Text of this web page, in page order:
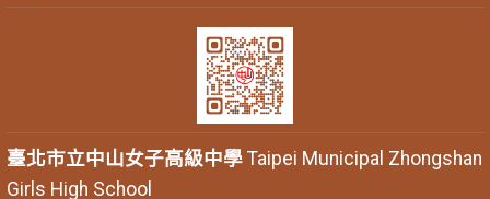
臺北市立中山女子高級中學Taipei Municipal Zhongshan
Girls High School